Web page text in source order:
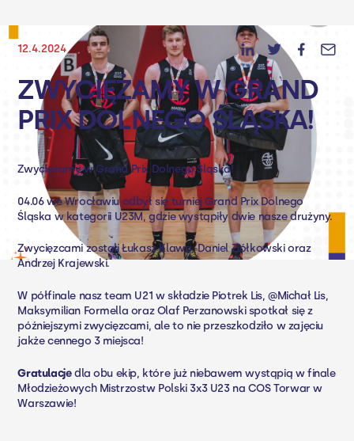
12.4.2024
ZWYCIĘŻAMY W GRAND
PRIX DOLNEGO ŚLĄSKA!
Zwyciężamy w Grand Prix Dolnego Śląska!
04.06 we Wrocławiu odbył się turniej Grand Prix Dolnego
Śląska w kategorii U23M, gdzie wystąpiły dwie nasze drużyny.
Zwycięzcami zostali Łukasz Klawa, Daniel Ziółkowski oraz
Andrzej Krajewski.
W półfinale nasz team U21 w składzie Piotrek Lis, @Michał Lis,
Maksymilian Formella oraz Olaf Perzanowski spotkał się z
późniejszymi zwycięzcami, ale to nie przeszkodziło w zajęciu
jakże cennego 3 miejsca!
Gratulacjedla obu ekip, które już niebawem wystąpią w finale
Młodzieżowych Mistrzostw Polski 3x3 U23 na COS Torwar w
Warszawie!